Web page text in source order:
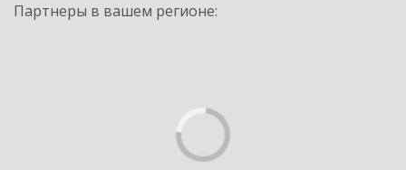
Партнеры в вашем регионе: